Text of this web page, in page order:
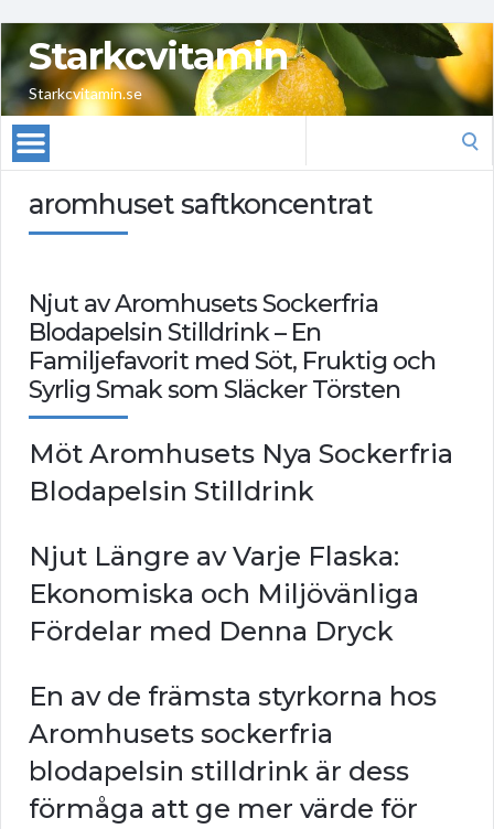
Starkcvitamin
Starkcvitamin.se
aromhuset saftkoncentrat
Njut av Aromhusets Sockerfria
Blodapelsin Stilldrink – En
Familjefavorit med Söt, Fruktig och
Syrlig Smak som Släcker Törsten
Möt Aromhusets Nya Sockerfria
Blodapelsin Stilldrink
Njut Längre av Varje Flaska:
Ekonomiska och Miljövänliga
Fördelar med Denna Dryck
En av de främsta styrkorna hos
Aromhusets sockerfria
blodapelsin stilldrink är dess
förmåga att ge mer värde för